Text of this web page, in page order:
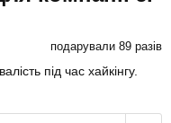
подарували 89 разів
під час хайкінгу.